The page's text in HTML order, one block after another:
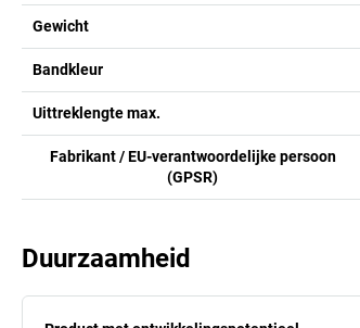
Gewicht
Bandkleur
Uittreklengte max.
Fabrikant / EU-verantwoordelijke persoon
(GPSR)
Duurzaamheid